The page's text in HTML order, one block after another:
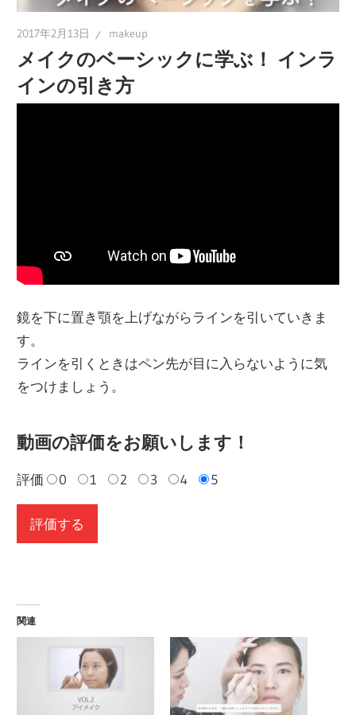
2017年2月13日 makeup
メイクのベーシックに学ぶ！ インラ
インの引き方
鏡を下に置き顎を上げながらラインを引いていきま
す。
ラインを引くときはペン先が目に入らないように気
をつけましょう。
動画の評価をお願いします！
評価 0 1 2 3 4 5
関連